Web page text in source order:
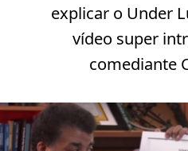
explicar o Under
vídeo super
comediante